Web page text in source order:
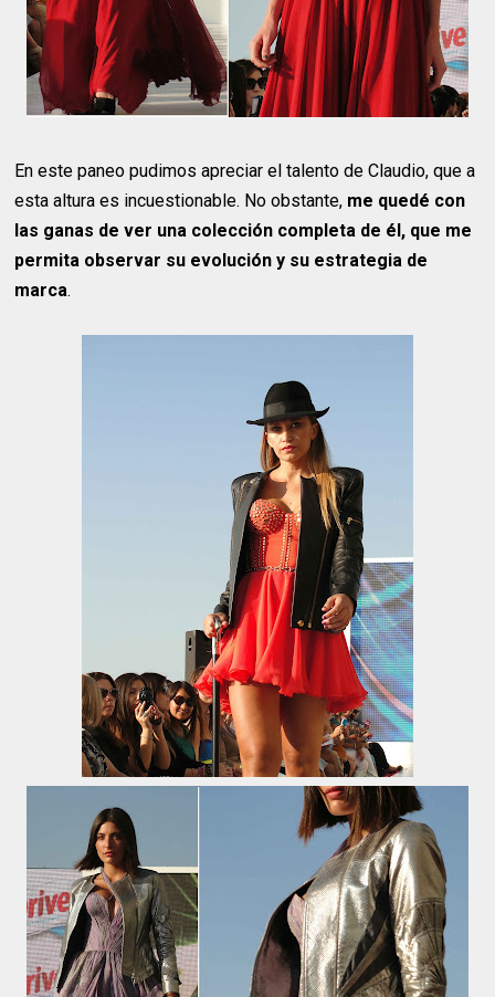
En este paneo pudimos apreciar el talento de Claudio, que a
esta altura es incuestionable. No obstante, me quedé con
las ganas de ver una colección completa de él, que me
permita observar su evolución y su estrategia de
marca.